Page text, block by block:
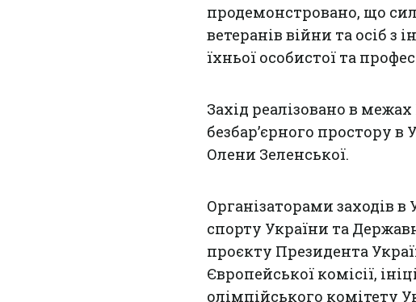
продемонстровано, що
ветеранів війни та осіб
їхньої особистої та
Захід реалізовано в
безбар’єрного простору в
Олени Зеленської.
Організаторами заходів
спорту України та
проєкту Президента
Європейської комісії,
олімпійського комітету